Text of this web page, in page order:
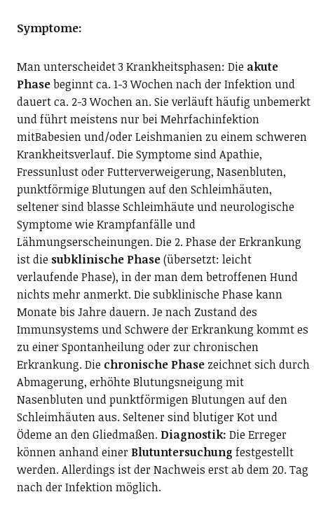
Symptome:
Man unterscheidet 3 Krankheitsphasen: Die akute
Phasebeginnt ca. 1-3 Wochen nach der Infektion und
dauert ca. 2-3 Wochen an. Sie verläuft häufig unbemerkt
und führt meistens nur bei Mehrfachinfektion
mitBabesien und/oder Leishmanien zu einem schweren
Krankheitsverlauf. Die Symptome sind Apathie,
Fressunlust oder Futterverweigerung, Nasenbluten,
punktförmige Blutungen auf den Schleimhäuten,
seltener sind blasse Schleimhäute und neurologische
Symptome wie Krampfanfälle und
Lähmungserscheinungen. Die 2. Phase der Erkrankung
ist die subklinische Phase(übersetzt: leicht
verlaufende Phase), in der man dem betroffenen Hund
nichts mehr anmerkt. Die subklinische Phase kann
Monate bis Jahre dauern. Je nach Zustand des
Immunsystems und Schwere der Erkrankung kommt es
zu einer Spontanheilung oder zur chronischen
Erkrankung. Die chronische Phase zeichnet sich durch
Abmagerung, erhöhte Blutungsneigung mit
Nasenbluten und punktförmigen Blutungen auf den
Schleimhäuten aus. Seltener sind blutiger Kot und
Ödeme an den Gliedmaßen. Diagnostik: Die Erreger
können anhand einer Blutuntersuchung festgestellt
werden. Allerdings ist der Nachweis erst ab dem 20. Tag
nach der Infektion möglich.